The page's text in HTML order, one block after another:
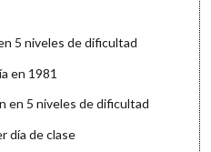
5 niveles de dificultad
en 1981
en 5 niveles de dificultad
día de clase